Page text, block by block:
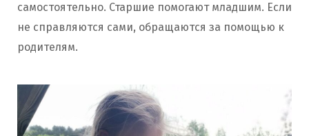
самостоятельно. Старшие помогают младшим. Если
не справляются сами, обращаются за помощью к
родителям.